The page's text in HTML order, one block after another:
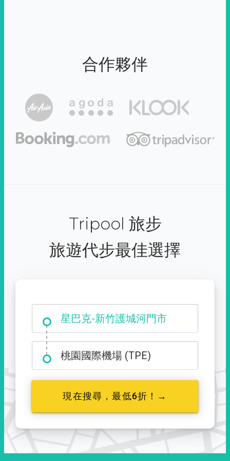
合作夥伴
Tripool 旅步
旅遊代步最佳選擇
星巴克-新竹護城河門市
大霸尖山登山口
桃園國際機場 (TPE)
現在搜尋，最低6折！→